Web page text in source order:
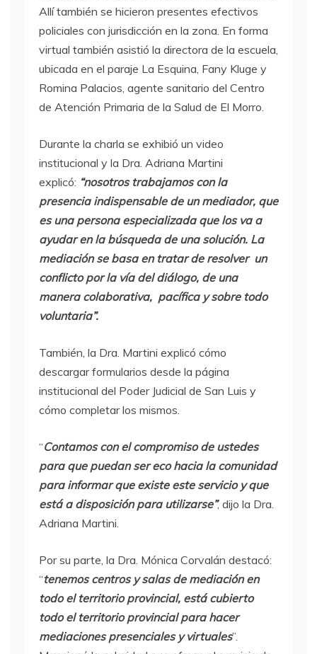
Allí también se hicieron presentes efectivos
policiales con jurisdicción en la zona. En forma
virtual también asistió la directora de la escuela,
ubicada en el paraje La Esquina, Fany Kluge y
Romina Palacios, agente sanitario del Centro
de Atención Primaria de la Salud de El Morro.
Durante la charla se exhibió un video
institucional y la Dra. Adriana Martini
explicó: “nosotros trabajamos con la
presencia indispensable de un mediador, que
es una persona especializada que los va a
ayudar en la búsqueda de una solución. La
mediación se basa en tratar de resolver un
conflicto por la vía del diálogo, de una
manera colaborativa, pacífica y sobre todo
voluntaria”.
También, la Dra. Martini explicó cómo
descargar formularios desde la página
institucional del Poder Judicial de San Luis y
cómo completar los mismos.
“Contamos con el compromiso de ustedes
para que puedan ser eco hacia la comunidad
para informar que existe este servicio y que
está a disposición para utilizarse”, dijo la Dra.
Adriana Martini.
Por su parte, la Dra. Mónica Corvalán destacó:
“tenemos centros y salas de mediación en
todo el territorio provincial, está cubierto
todo el territorio provincial para hacer
mediaciones presenciales y virtuales”.